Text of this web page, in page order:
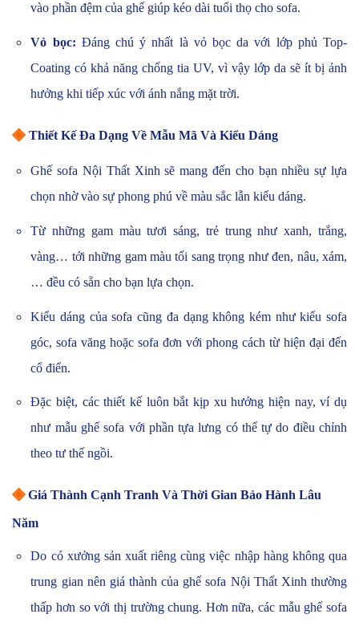
vào phần đệm của ghế giúp kéo dài tuổi thọ cho sofa.
Vỏ bọc: Đáng chú ý nhất là vỏ bọc da với lớp phủ Top-
Coating có khả năng chống tia UV, vì vậy lớp da sẽ ít bị ảnh
hưởng khi tiếp xúc với ánh nắng mặt trời.
◈ Thiết Kế Đa Dạng Về Mẫu Mã Và Kiểu Dáng
Ghế sofa Nội Thất Xinh sẽ mang đến cho bạn nhiều sự lựa
chọn nhờ vào sự phong phú về màu sắc lẫn kiểu dáng.
Từ những gam màu tươi sáng, trẻ trung như xanh, trắng,
vàng… tới những gam màu tối sang trọng như đen, nâu, xám,
… đều có sẵn cho bạn lựa chọn.
Kiểu dáng của sofa cũng đa dạng không kém như kiểu sofa
góc, sofa văng hoặc sofa đơn với phong cách từ hiện đại đến
cổ điển.
Đặc biệt, các thiết kế luôn bắt kịp xu hướng hiện nay, ví dụ
như mẫu ghế sofa với phần tựa lưng có thể tự do điều chỉnh
theo tư thế ngồi.
◈ Giá Thành Cạnh Tranh Và Thời Gian Bảo Hành Lâu
Năm
Do có xưởng sản xuất riêng cùng việc nhập hàng không qua
trung gian nên giá thành của ghế sofa Nội Thất Xinh thường
thấp hơn so với thị trường chung. Hơn nữa, các mẫu ghế sofa